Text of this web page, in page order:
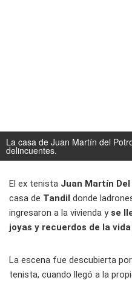
La casa de Juan Martín del
delincuentes.
El ex tenista Juan Martín
casa de Tandil donde
ingresaron a la vivienda yse
joyas y recuerdos de la
La escena fue descubierta
tenista, cuando llegó a la